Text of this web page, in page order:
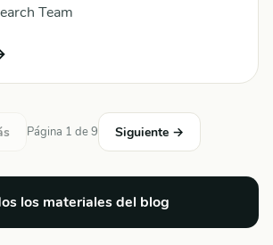
Team
Página 1 de 9 Siguiente →
los materiales del blog